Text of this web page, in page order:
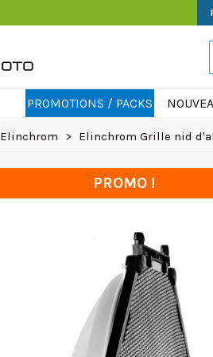
PROMOTIONS / PACKS
Elinchrom > Elinchrom Grille nid
PROMO !